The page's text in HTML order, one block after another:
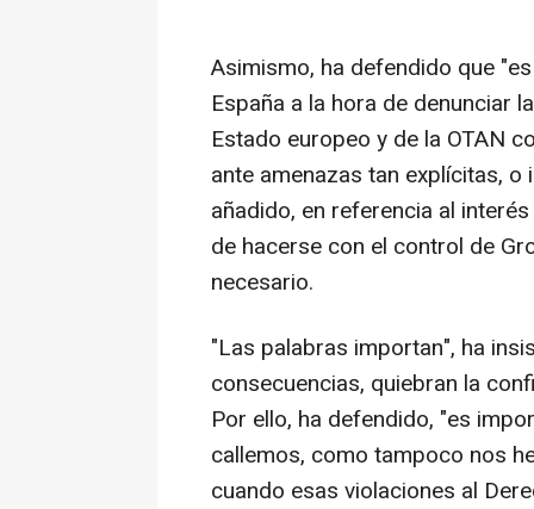
Asimismo, ha defendido que
España a la hora de denunciar
Estado europeo y de la OTAN
ante amenazas tan explícitas,
añadido, en referencia al
de hacerse con el control de
necesario.
"Las palabras importan", ha
consecuencias, quiebran la
Por ello, ha defendido, "es
callemos, como tampoco nos
cuando esas violaciones al